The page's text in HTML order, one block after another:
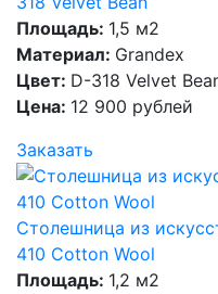
Площадь: 1,5 м2
Материал: Grandex
Цвет: D-318 Velvet
Цена: 12 900 рублей
Заказать
Столешница из
410 Cotton Wool
Площадь: 1,2 м2